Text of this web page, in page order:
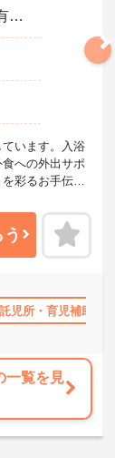
資格取得サポート
■無資格・未経験可能 (有資格者歓迎)
います。入浴
への外出サポ
彩るお手伝い
て深いやりが
の7日間の集合
アップ研修も定
す。
託児所・育児補助
一覧を見